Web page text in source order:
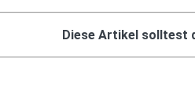
Diese Artikel solltest